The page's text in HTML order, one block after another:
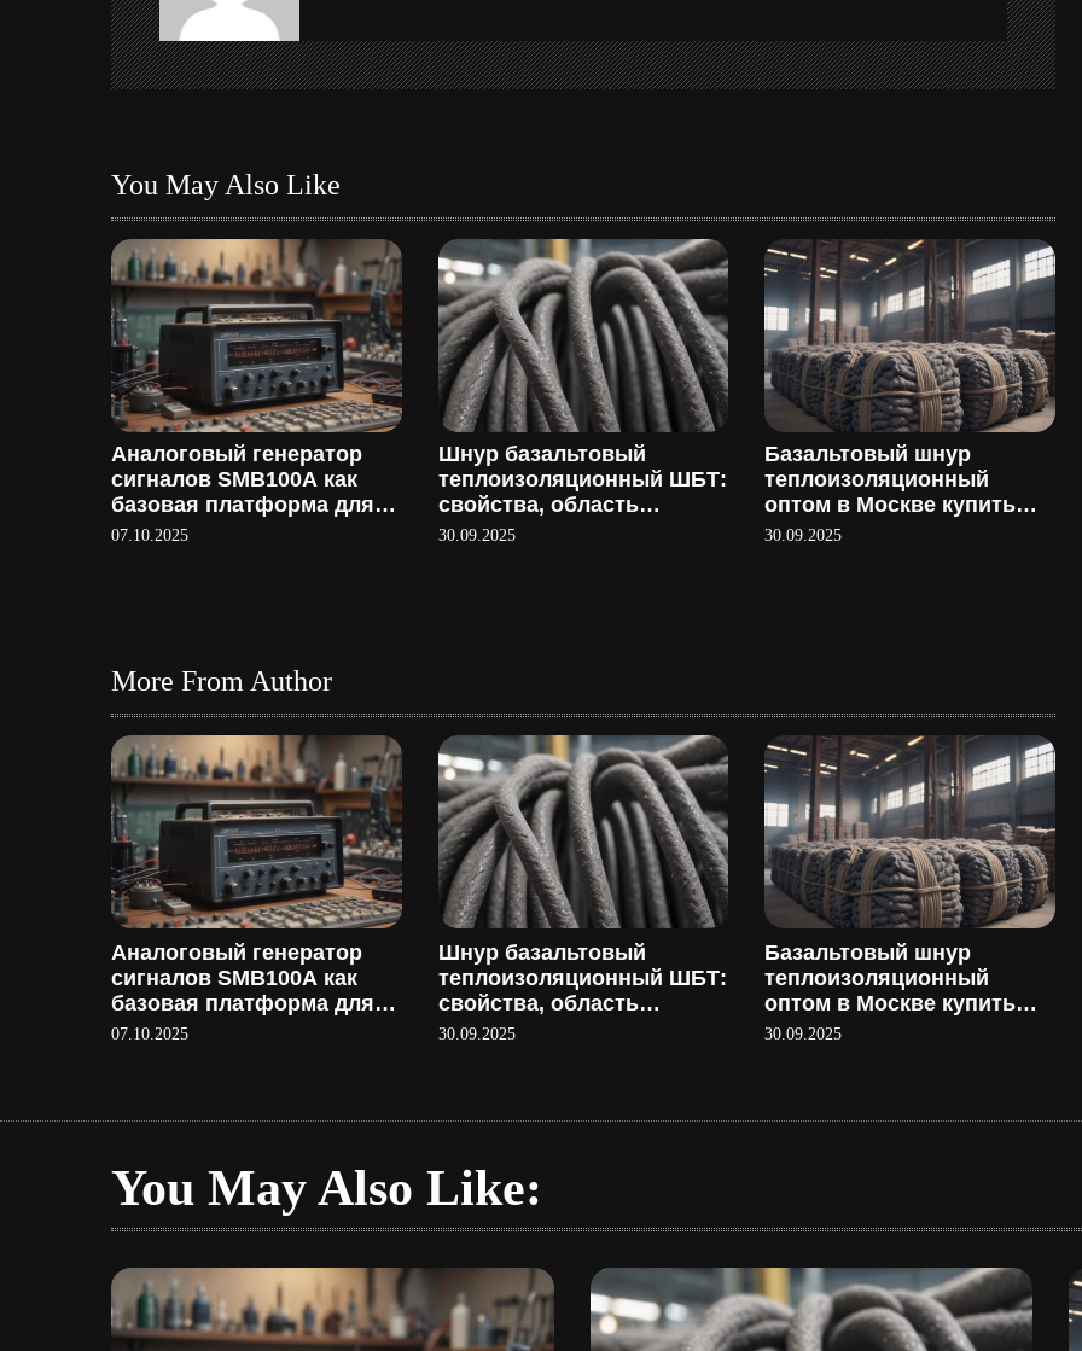
и
я
о
з
а
п
и
с
я
м
You May Also Like
Аналоговый генератор
сигналов SMB100A как
базовая платформа для
тестирования
07.10.2025
Шнур базальтовый
теплоизоляционный ШБТ:
свойства, область
применения и
30.09.2025
Базальтовый шнур
теплоизоляционный
оптом в Москве купить
напрямую у
30.09.2025
More From Author
Аналоговый генератор
сигналов SMB100A как
базовая платформа для
тестирования
07.10.2025
Шнур базальтовый
теплоизоляционный ШБТ:
свойства, область
применения и
30.09.2025
Базальтовый шнур
теплоизоляционный
оптом в Москве купить
напрямую у
30.09.2025
You May Also Like: